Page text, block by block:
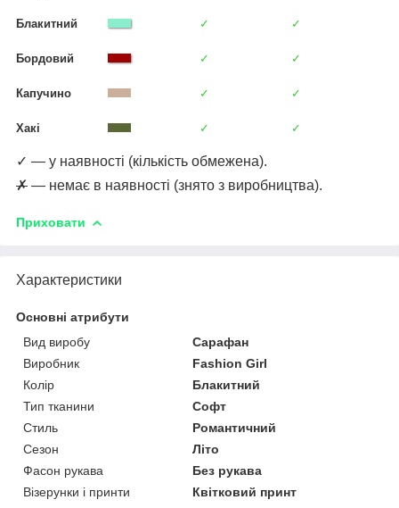
Блакитний ✓ ✓
Бордовий ✓ ✓
Капучино ✓ ✓
Хакі ✓ ✓
✓ — у наявності (кількість обмежена).
✗ — немає в наявності (знято з виробництва).
Приховати
Характеристики
Основні атрибути
Вид виробу
Сарафан
Виробник
Fashion Girl
Колір
Блакитний
Тип тканини
Софт
Стиль
Романтичний
Сезон
Літо
Фасон рукава
Без рукава
Візерунки і принти
Квітковий принт